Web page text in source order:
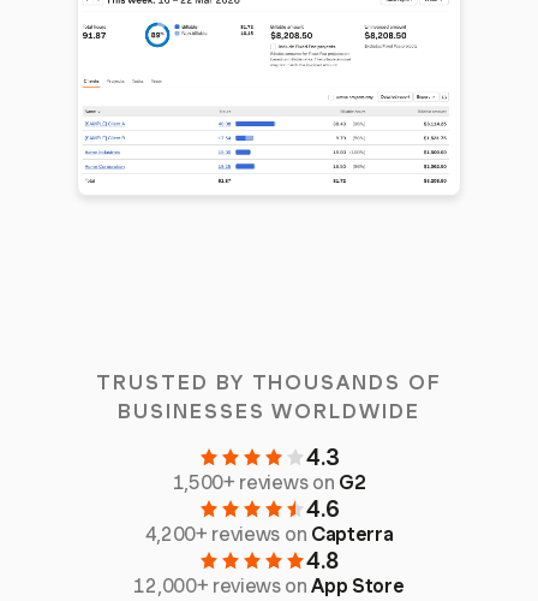
TRUSTED BY THOUSANDS OF
BUSINESSES WORLDWIDE
4.3
1,500+ reviews on G2
4.6
4,200+ reviews on Capterra
4.8
12,000+ reviews onApp Store